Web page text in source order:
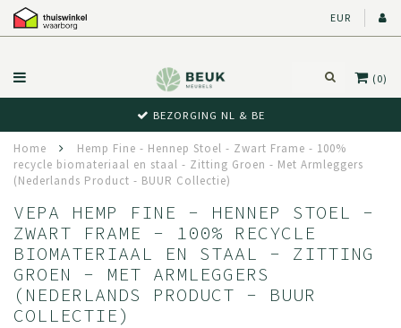
EUR
(0)
BEZORGING NL & BE
Home
Hemp Fine - Hennep Stoel - Zwart Frame - 100%
recycle biomateriaal en staal - Zitting Groen - Met Armleggers
(Nederlands Product - BUUR Collectie)
VEPA HEMP FINE - HENNEP STOEL -
ZWART FRAME - 100% RECYCLE
BIOMATERIAAL EN STAAL - ZITTING
GROEN - MET ARMLEGGERS
(NEDERLANDS PRODUCT - BUUR
COLLECTIE)